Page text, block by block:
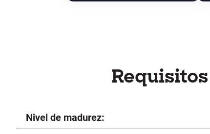
Requisitos
Nivel de madurez: